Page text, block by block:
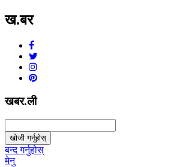
ख.बर
खबर.ली
खोजी गर्नुहोस्
बन्द गर्नुहोस्
मेनु